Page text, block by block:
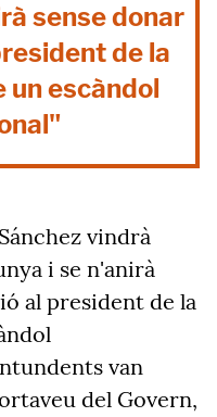
sense donar
de la
un escàndol
vindrà
i se n'anirà
al president de la
van
del Govern,